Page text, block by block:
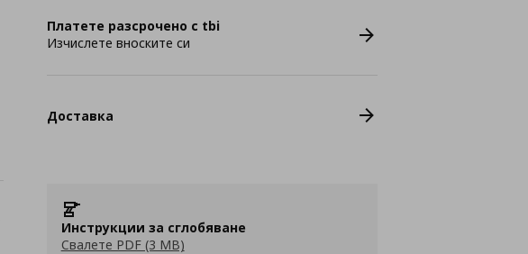
Платете разсрочено с tbi
Изчислете вноските си
Доставка
Инструкции за сглобяване
Свалете PDF (3 MB)